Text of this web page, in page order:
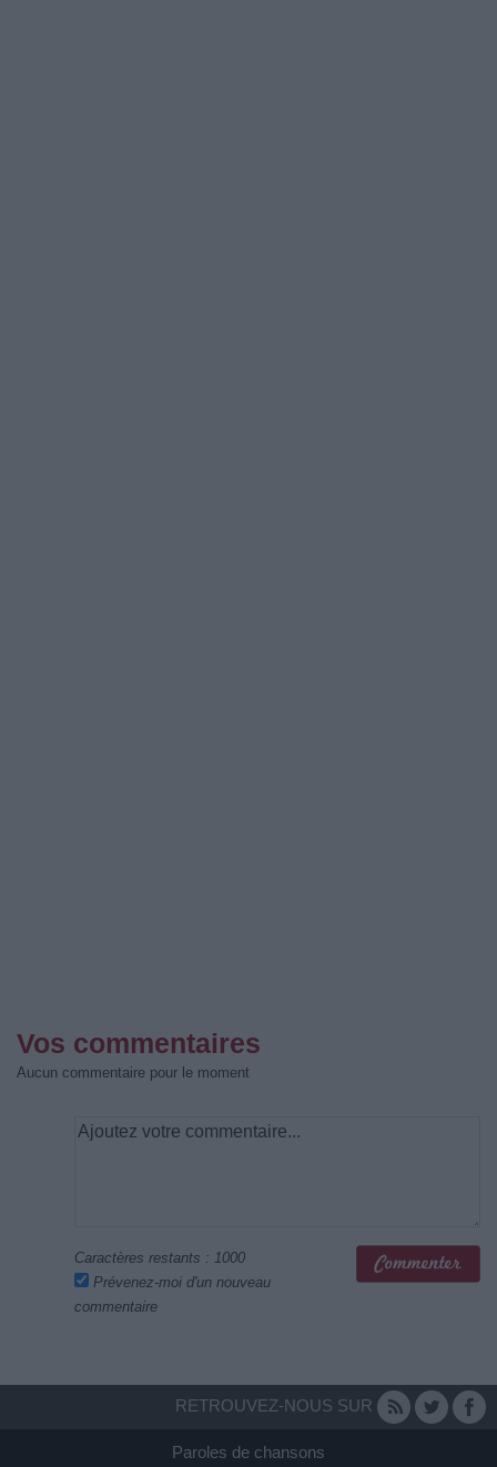
Vos commentaires
Aucun commentaire pour le moment
Caractères restants : 1000
Prévenez-moi d'un nouveau
commentaire
RETROUVEZ-NOUS SUR
Paroles de chansons